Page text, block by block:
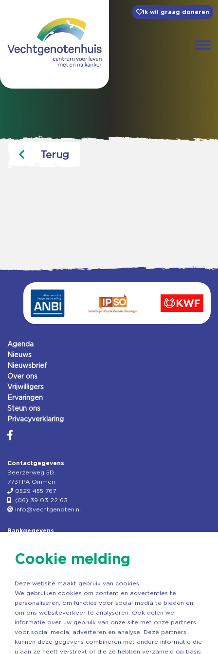
Ik wil graag doneren
Terug
Agenda
Nieuws
Nieuwsbrief
Over ons
Vrijwilligers
Ervaringen
Steun ons
Privacyverklaring
Contactgegevens
Beerzerweg 5D.
7731 PA Ommen
0529 455 767
(06) 39 03 22 63
info@vechtgenoten.nl
Bankgegevens
Rek.nr: NL85RABO0127579230
Copyright ©2026 Vechtgenoten
Cookie melding
Deze website maakt gebruik van cookies.
We gebruiken cookies om content en advertenties te
personaliseren, om functies voor social media te bieden en
om ons websiteverkeer te analyseren. Ook delen we
informatie over uw gebruik van onze site met onze partners
voor social media, adverteren en analyse. Deze partners
kunnen deze gegevens combineren met andere informatie die
u aan ze heeft verstrekt of die ze hebben verzameld op basis